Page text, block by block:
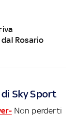
Rosario
Sky Sport
Non perderti